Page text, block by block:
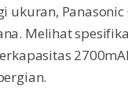
ukuran,
Melihat